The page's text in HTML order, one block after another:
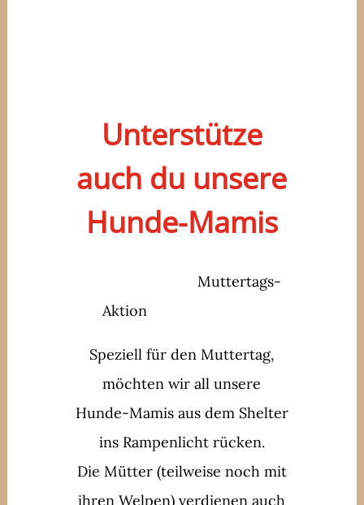
Unterstütze
auch du unsere
Hunde-Mamis
Muttertags-
Aktion
Speziell für den Muttertag,
möchten wir all unsere
Hunde-Mamis aus dem Shelter
ins Rampenlicht rücken.
Die Mütter (teilweise noch mit
ihren Welpen) verdienen auch